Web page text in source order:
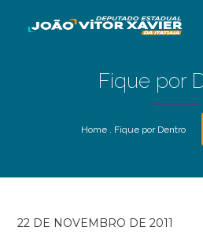
Fique por
Home. Fique por Dentro
22 DE NOVEMBRO DE 2011